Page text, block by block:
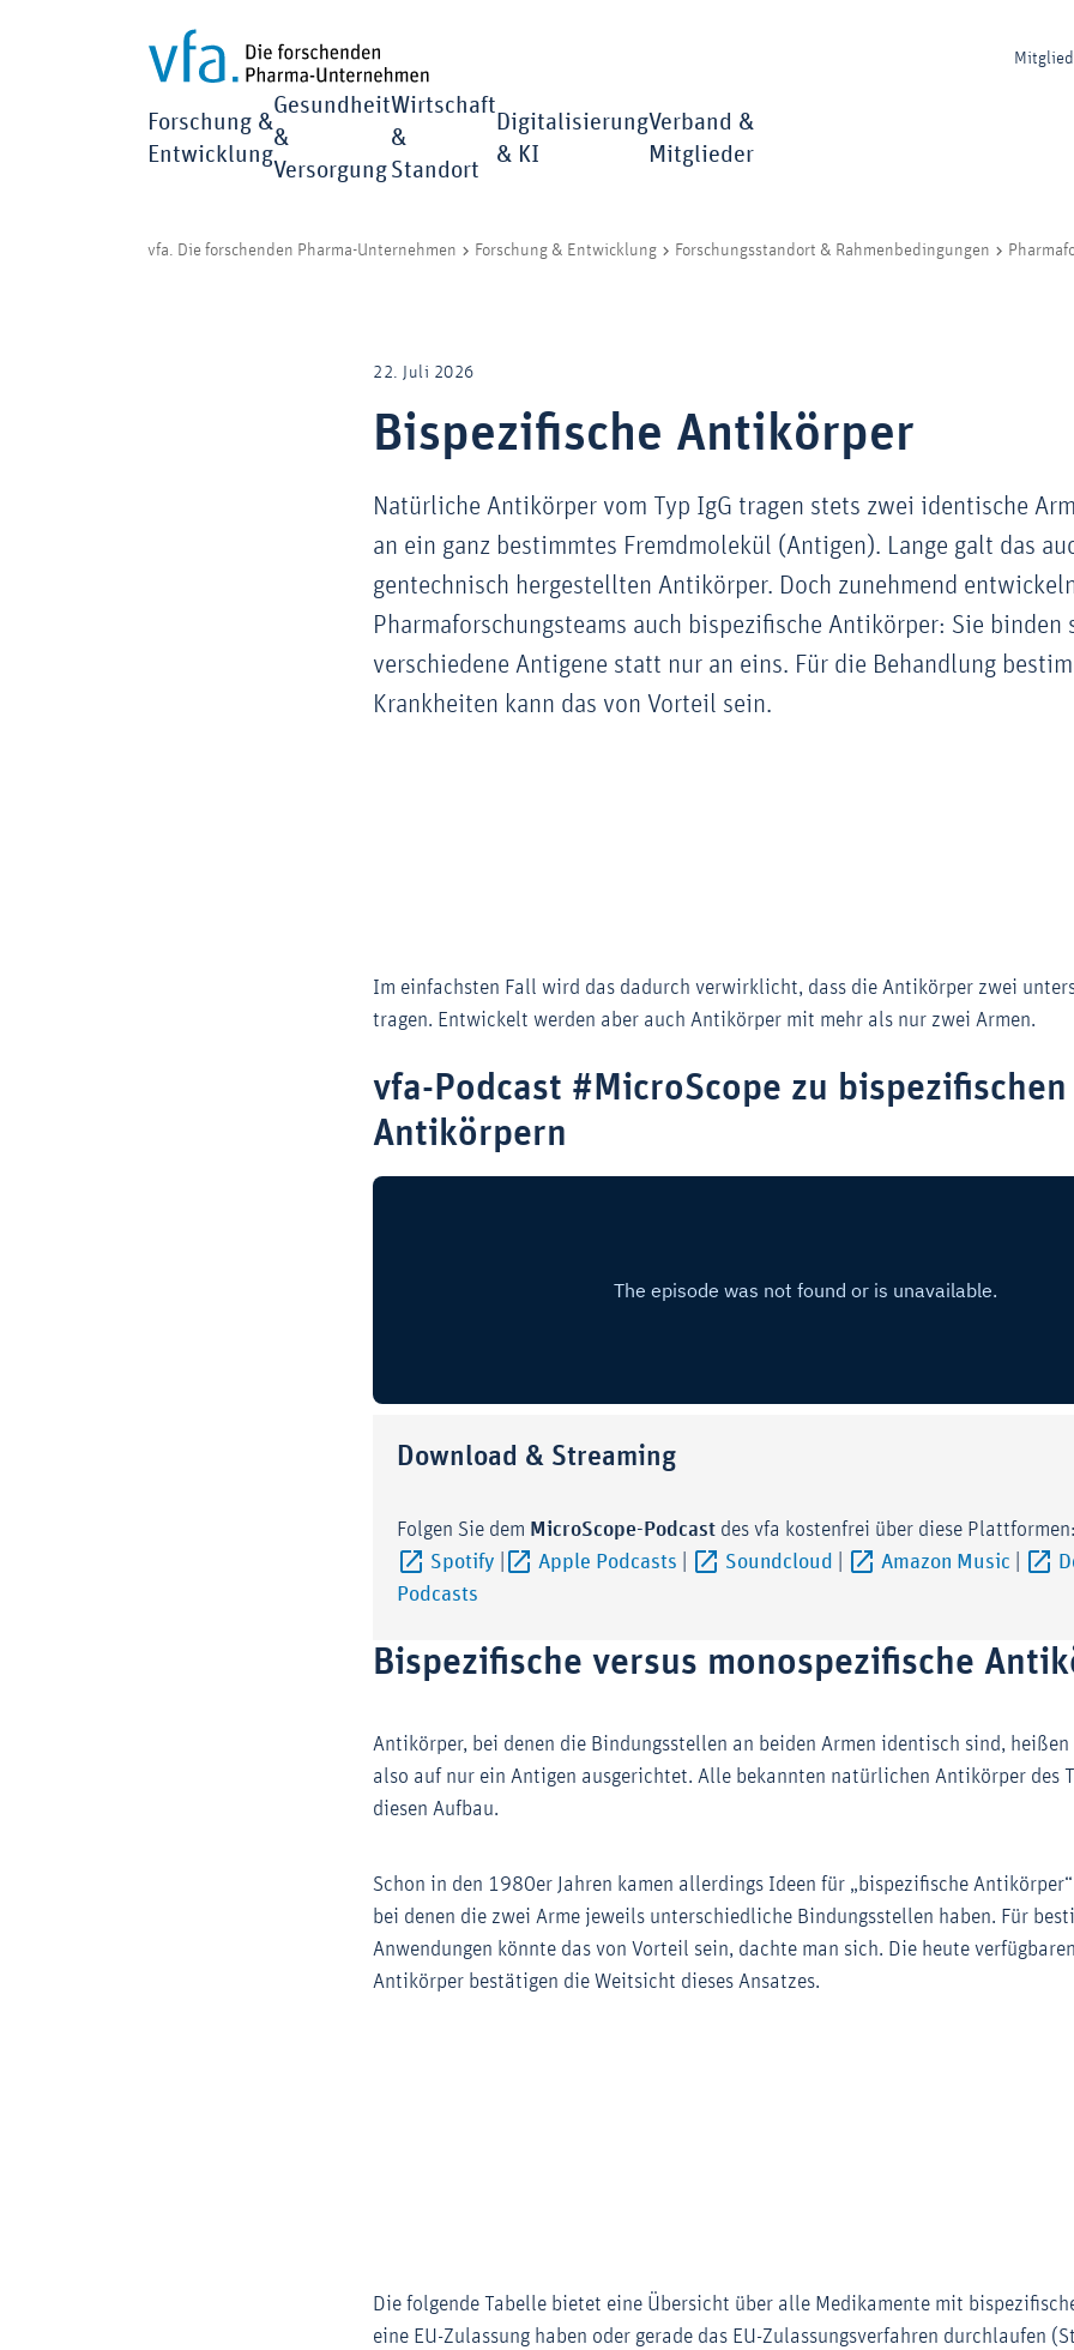
Forschung &
Entwicklung
Gesundheit
&
Versorgung
Wirtschaft
&
Standort
Digitalisierung
& KI
Verband &
Mitglieder
vfa. Die forschenden Pharma-Unternehmen Forschung & Entwicklung Forschungsstandort & Rahmenbedingungen
22. Juli 2026
Bispezifische Antikörper
Natürliche Antikörper vom Typ IgG tragen stets zwei identische
an ein ganz bestimmtes Fremdmolekül (Antigen). Lange galt das
gentechnisch hergestellten Antikörper. Doch zunehmend
Pharmaforschungsteams auch bispezifische Antikörper: Sie binden
verschiedene Antigene statt nur an eins. Für die Behandlung
Krankheiten kann das von Vorteil sein.
Im einfachsten Fall wird das dadurch verwirklicht, dass die Antikörper zwei
tragen. Entwickelt werden aber auch Antikörper mit mehr als nur zwei Armen.
vfa-Podcast #MicroScope zu bispezifischen
Antikörpern
Download & Streaming
Folgen Sie dem MicroScope-Podcast des vfa kostenfrei über diese Plattformen:
Spotify
Externer-Link (Öffnet im neuen Fenster)
Apple Podcasts Externer-Link (Öffnet im neuen Fenster)
Soundcloud Externer-Link (Öffnet im
Amazon Music
Podcasts
Bispezifische versus monospezifische
Antikörper, bei denen die Bindungsstellen an beiden Armen identisch sind, heißen
also auf nur ein Antigen ausgerichtet. Alle bekannten natürlichen Antikörper des
diesen Aufbau.
Schon in den 1980er Jahren kamen allerdings Ideen für „bispezifische
bei denen die zwei Arme jeweils unterschiedliche Bindungsstellen haben. Für
Anwendungen könnte das von Vorteil sein, dachte man sich. Die heute
Antikörper bestätigen die Weitsicht dieses Ansatzes.
Die folgende Tabelle bietet eine Übersicht über alle Medikamente mit
eine EU-Zulassung haben oder gerade das EU-Zulassungsverfahren durchlaufen